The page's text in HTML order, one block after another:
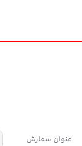
عنوان سفارش